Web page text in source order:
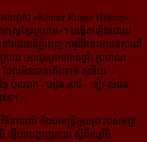
ង់គ្លេស «Khmer Rouge History»
ស្ត្រ​ខ្មែរក្រហម»។ បង្កើតឡើងដោយ
រាជធានីភ្នំពេញ កម្មវិធីនេះមានទិសដៅ
ោយ (អាយុក្រោម៣០ឆ្នាំ) ប្រមាណ
ដែលមិនបានកើតទាន់ សម័យ
ងៃ ប៉ុលពត - អៀង សារី - ខៀវ សំផន
៧៩។
ខាងលើ និងជាមន្ត្រីមួយរូប របស់មជ្ឈ
វើបទបង្ហាញនានា ស្ដីពីកម្មវិធី